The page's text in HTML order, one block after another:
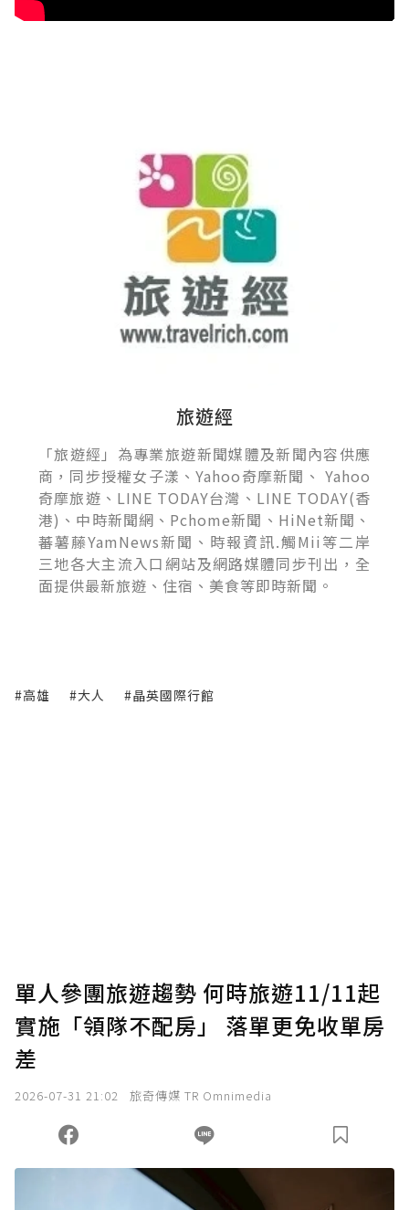
旅遊經
「旅遊經」為專業旅遊新聞媒體及新聞內容供應
商，同步授權女子漾、Yahoo奇摩新聞、 Yahoo
奇摩旅遊、LINE TODAY台灣、LINE TODAY(香
港)、中時新聞網、Pchome新聞、HiNet新聞、
蕃薯藤YamNews新聞、時報資訊.觸Mii等二岸
三地各大主流入口網站及網路媒體同步刊出，全
面提供最新旅遊、住宿、美食等即時新聞。
#高雄 #大人 #晶英國際行館
單人參團旅遊趨勢 何時旅遊11/11起
實施「領隊不配房」 落單更免收單房
差
2026-07-31 21:02 旅奇傳媒 TR Omnimedia